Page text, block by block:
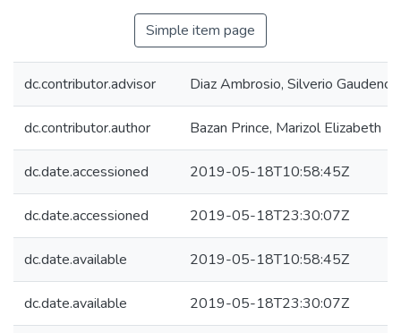
Simple item page
dc.contributor.advisor Diaz Ambrosio, Silverio Gaudencio
dc.contributor.author Bazan Prince, Marizol Elizabeth
dc.date.accessioned 2019-05-18T10:58:45Z
dc.date.accessioned 2019-05-18T23:30:07Z
dc.date.available 2019-05-18T10:58:45Z
dc.date.available 2019-05-18T23:30:07Z